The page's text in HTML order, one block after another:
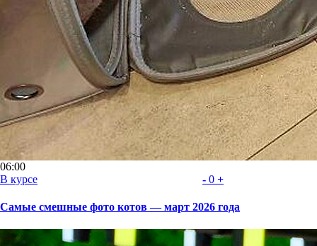
06:00
В курсе
- 0 +
Самые смешные фото котов — март 2026 года